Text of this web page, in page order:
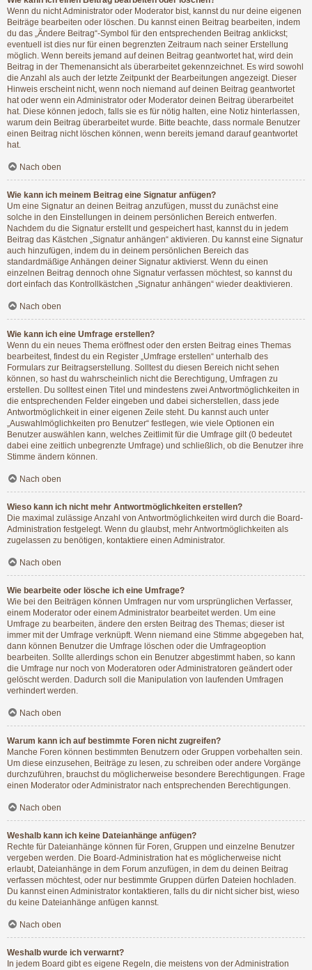
Wenn du nicht Administrator oder Moderator bist, kannst du nur deine eigenen
Beiträge bearbeiten oder löschen. Du kannst einen Beitrag bearbeiten, indem
du das „Ändere Beitrag“-Symbol für den entsprechenden Beitrag anklickst;
eventuell ist dies nur für einen begrenzten Zeitraum nach seiner Erstellung
möglich. Wenn bereits jemand auf deinen Beitrag geantwortet hat, wird dein
Beitrag in der Themenansicht als überarbeitet gekennzeichnet. Es wird sowohl
die Anzahl als auch der letzte Zeitpunkt der Bearbeitungen angezeigt. Dieser
Hinweis erscheint nicht, wenn noch niemand auf deinen Beitrag geantwortet
hat oder wenn ein Administrator oder Moderator deinen Beitrag überarbeitet
hat. Diese können jedoch, falls sie es für nötig halten, eine Notiz hinterlassen,
warum dein Beitrag überarbeitet wurde. Bitte beachte, dass normale Benutzer
einen Beitrag nicht löschen können, wenn bereits jemand darauf geantwortet
hat.
Nach oben
Wie kann ich meinem Beitrag eine Signatur anfügen?
Um eine Signatur an deinen Beitrag anzufügen, musst du zunächst eine
solche in den Einstellungen in deinem persönlichen Bereich entwerfen.
Nachdem du die Signatur erstellt und gespeichert hast, kannst du in jedem
Beitrag das Kästchen „Signatur anhängen“ aktivieren. Du kannst eine Signatur
auch hinzufügen, indem du in deinem persönlichen Bereich das
standardmäßige Anhängen deiner Signatur aktivierst. Wenn du einen
einzelnen Beitrag dennoch ohne Signatur verfassen möchtest, so kannst du
dort einfach das Kontrollkästchen „Signatur anhängen“ wieder deaktivieren.
Nach oben
Wie kann ich eine Umfrage erstellen?
Wenn du ein neues Thema eröffnest oder den ersten Beitrag eines Themas
bearbeitest, findest du ein Register „Umfrage erstellen“ unterhalb des
Formulars zur Beitragserstellung. Solltest du diesen Bereich nicht sehen
können, so hast du wahrscheinlich nicht die Berechtigung, Umfragen zu
erstellen. Du solltest einen Titel und mindestens zwei Antwortmöglichkeiten in
die entsprechenden Felder eingeben und dabei sicherstellen, dass jede
Antwortmöglichkeit in einer eigenen Zeile steht. Du kannst auch unter
„Auswahlmöglichkeiten pro Benutzer“ festlegen, wie viele Optionen ein
Benutzer auswählen kann, welches Zeitlimit für die Umfrage gilt (0 bedeutet
dabei eine zeitlich unbegrenzte Umfrage) und schließlich, ob die Benutzer ihre
Stimme ändern können.
Nach oben
Wieso kann ich nicht mehr Antwortmöglichkeiten erstellen?
Die maximal zulässige Anzahl von Antwortmöglichkeiten wird durch die Board-
Administration festgelegt. Wenn du glaubst, mehr Antwortmöglichkeiten als
zugelassen zu benötigen, kontaktiere einen Administrator.
Nach oben
Wie bearbeite oder lösche ich eine Umfrage?
Wie bei den Beiträgen können Umfragen nur vom ursprünglichen Verfasser,
einem Moderator oder einem Administrator bearbeitet werden. Um eine
Umfrage zu bearbeiten, ändere den ersten Beitrag des Themas; dieser ist
immer mit der Umfrage verknüpft. Wenn niemand eine Stimme abgegeben hat,
dann können Benutzer die Umfrage löschen oder die Umfrageoption
bearbeiten. Sollte allerdings schon ein Benutzer abgestimmt haben, so kann
die Umfrage nur noch von Moderatoren oder Administratoren geändert oder
gelöscht werden. Dadurch soll die Manipulation von laufenden Umfragen
verhindert werden.
Nach oben
Warum kann ich auf bestimmte Foren nicht zugreifen?
Manche Foren können bestimmten Benutzern oder Gruppen vorbehalten sein.
Um diese einzusehen, Beiträge zu lesen, zu schreiben oder andere Vorgänge
durchzuführen, brauchst du möglicherweise besondere Berechtigungen. Frage
einen Moderator oder Administrator nach entsprechenden Berechtigungen.
Nach oben
Weshalb kann ich keine Dateianhänge anfügen?
Rechte für Dateianhänge können für Foren, Gruppen und einzelne Benutzer
vergeben werden. Die Board-Administration hat es möglicherweise nicht
erlaubt, Dateianhänge in dem Forum anzufügen, in dem du deinen Beitrag
verfassen möchtest, oder nur bestimmte Gruppen dürfen Dateien hochladen.
Du kannst einen Administrator kontaktieren, falls du dir nicht sicher bist, wieso
du keine Dateianhänge anfügen kannst.
Nach oben
Weshalb wurde ich verwarnt?
In jedem Board gibt es eigene Regeln, die meistens von der Administration